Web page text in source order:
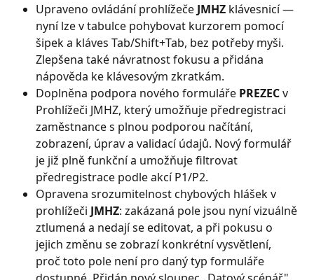
Upraveno ovládání prohlížeče JMHZ klávesnicí —
nyní lze v tabulce pohybovat kurzorem pomocí
šipek a kláves Tab/Shift+Tab, bez potřeby myši.
Zlepšena také návratnost fokusu a přidána
nápověda ke klávesovým zkratkám.
Doplněna podpora nového formuláře PREZEC v
Prohlížeči JMHZ, který umožňuje předregistraci
zaměstnance s plnou podporou načítání,
zobrazení, úprav a validací údajů. Nový formulář
je již plně funkční a umožňuje filtrovat
předregistrace podle akcí P1/P2.
Opravena srozumitelnost chybových hlášek v
prohlížeči JMHZ: zakázaná pole jsou nyní vizuálně
ztlumená a nedají se editovat, a při pokusu o
jejich změnu se zobrazí konkrétní vysvětlení,
proč toto pole není pro daný typ formuláře